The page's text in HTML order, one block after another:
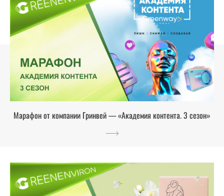
Марафон от компании Гринвей — «Академия контента. 3 сезон»